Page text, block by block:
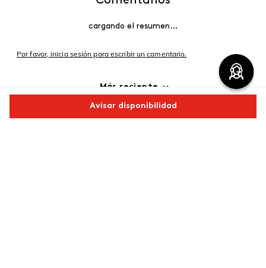
Avisar disponibilidad
cargando el resumen…
Por favor, inicia sesión para escribir un comentario.
Más reciente
Cargando comentarios…